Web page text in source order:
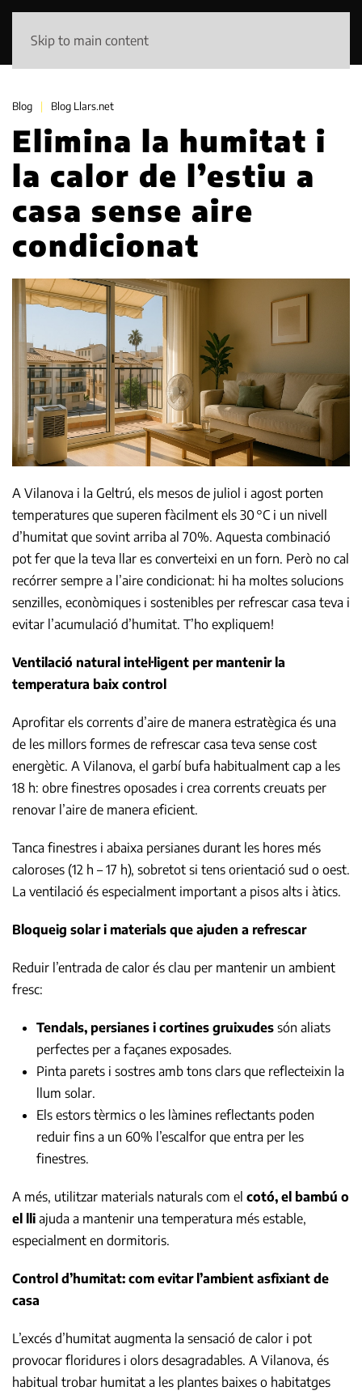
Skip to main content
Blog Blog Llars.net
Elimina la humitat i
la calor de l’estiu a
casa sense aire
condicionat
A Vilanova i la Geltrú, els mesos de juliol i agost porten
temperatures que superen fàcilment els 30 °C i un nivell
d’humitat que sovint arriba al 70%. Aquesta combinació
pot fer que la teva llar es converteixi en un forn. Però no cal
recórrer sempre a l’aire condicionat: hi ha moltes solucions
senzilles, econòmiques i sostenibles per refrescar casa teva i
evitar l’acumulació d’humitat. T’ho expliquem!
Ventilació natural intel·ligent per mantenir la
temperatura baix control
Aprofitar els corrents d’aire de manera estratègica és una
de les millors formes de refrescar casa teva sense cost
energètic. A Vilanova, el garbí bufa habitualment cap a les
18 h: obre finestres oposades i crea corrents creuats per
renovar l’aire de manera eficient.
Tanca finestres i abaixa persianes durant les hores més
caloroses (12 h – 17 h), sobretot si tens orientació sud o oest.
La ventilació és especialment important a pisos alts i àtics.
Bloqueig solar i materials que ajuden a refrescar
Reduir l’entrada de calor és clau per mantenir un ambient
fresc:
Tendals, persianes i cortines gruixudes són aliats
perfectes per a façanes exposades.
Pinta parets i sostres amb tons clars que reflecteixin la
llum solar.
Els estors tèrmics o les làmines reflectants poden
reduir fins a un 60% l’escalfor que entra per les
finestres.
A més, utilitzar materials naturals com el cotó, el bambú o
el lli ajuda a mantenir una temperatura més estable,
especialment en dormitoris.
Control d’humitat: com evitar l’ambient asfixiant de
casa
L’excés d’humitat augmenta la sensació de calor i pot
provocar floridures i olors desagradables. A Vilanova, és
habitual trobar humitat a les plantes baixes o habitatges